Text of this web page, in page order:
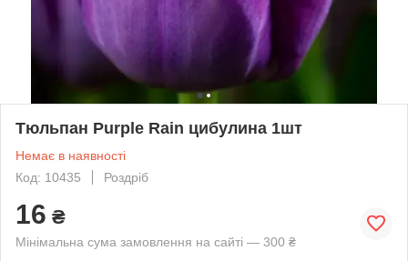
Тюльпан Purple Rain цибулина 1шт
Немає в наявності
Код: 10435
Роздріб
16 ₴
Мінімальна сума замовлення на сайті — 300 ₴